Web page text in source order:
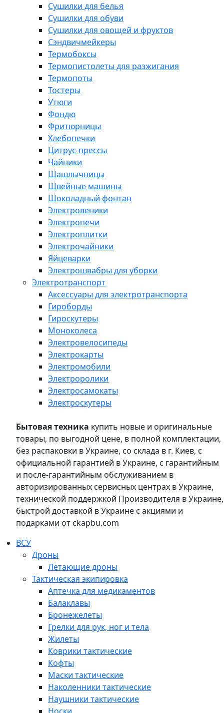
Сушилки для белья
Сушилки для обуви
Сушилки для овощей и фруктов
Сэндвичмейкеры
Термобоксы
Термопистолеты для разжигания
Термопоты
Тостеры
Утюги
Фондю
Фритюрницы
Хлебопечки
Цитрус-прессы
Чайники
Шашлычницы
Швейные машины
Шоколадный фонтан
Электровеники
Электропечи
Электроплитки
Электрочайники
Яйцеварки
Электрошвабры для уборки
Электротранспорт
Аксессуары для электротранспорта
Гироборды
Гироскутеры
Моноколеса
Электровелосипеды
Электрокарты
Электромобили
Электроролики
Электросамокаты
Электроскутеры
Бытовая техника купить новые и оригинальные
товары, по выгодной цене, в полной комплектации,
без распаковки в Украине, со склада в г. Киев, с
официальной гарантией в Украине, с гарантийным
и после-гарантийным обслуживанием в
авторизированных сервисных центрах в Украине,
технической поддержкой Производителя в Украине,
быстрой доставкой в Украине с акциями и
подарками от ckapbu.com
ВСУ
Дроны
Летающие дроны
Тактическая экипировка
Аптечка для медикаментов
Балаклавы
Бронежелеты
Грелки для рук, ног и тела
Жилеты
Коврики тактические
Кофты
Маски тактические
Наколенники тактические
Наушники тактические